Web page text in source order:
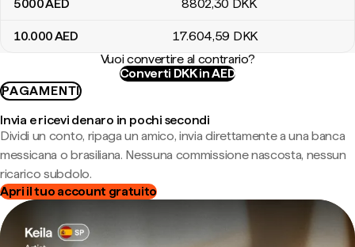
5000AED 8802,30 DKK
10.000AED 17.604,59 DKK
Vuoi convertire al contrario?
Converti DKK in AED
PAGAMENTI
Invia e ricevi denaro in pochi secondi
Dividi un conto, ripaga un amico, invia direttamente a una banca
messicana o brasiliana. Nessuna commissione nascosta, nessun
ricarico subdolo.
Apri il tuo account gratuito